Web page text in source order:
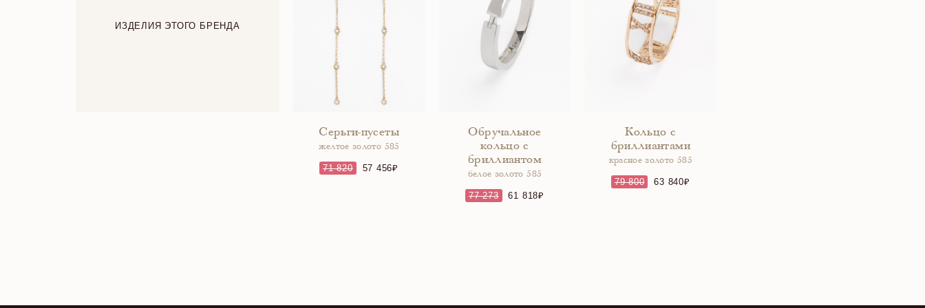
ИЗДЕЛИЯ ЭТОГО БРЕНДА
Серьги-пусеты
желтое золото 585
71 820 57 456
Обручальное
кольцо с
бриллиантом
белое золото 585
77 273 61 818
Кольцо с
бриллиантами
красное золото 585
79 800 63 840